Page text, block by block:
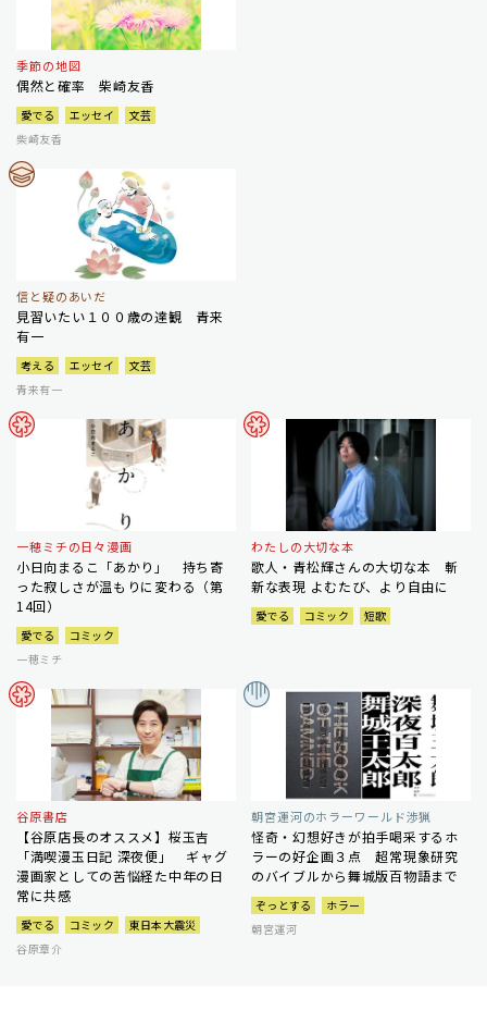
季節の地図
偶然と確率 柴崎友香
愛でる エッセイ
文芸
柴崎友香
信と疑のあいだ
見習いたい１００歳の達観 青来
有一
考える エッセイ
文芸
青来有一
一穂ミチの日々漫画
小日向まるこ「あかり」 持ち寄
った寂しさが温もりに変わる（第
14回）
愛でる
コミック
一穂ミチ
わたしの大切な本
歌人・青松輝さんの大切な本 斬
新な表現 よむたび、より自由に
愛でる コミック 短歌
谷原書店
【谷原店長のオススメ】桜玉吉
「満喫漫玉日記 深夜便」 ギャグ
漫画家としての苦悩経た中年の日
常に共感
愛でる コミック
東日本大震災
谷原章介
朝宮運河のホラーワールド渉猟
怪奇・幻想好きが拍手喝采するホ
ラーの好企画３点 超常現象研究
のバイブルから舞城版百物語まで
ぞっとする
ホラー
朝宮運河